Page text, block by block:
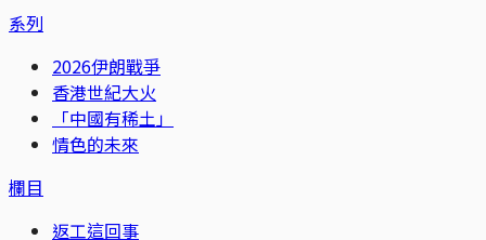
系列
2026伊朗戰爭
香港世紀大火
「中國有稀土」
情色的未來
欄目
返工這回事